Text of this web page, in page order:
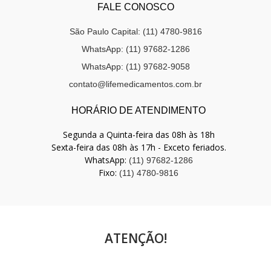
FALE CONOSCO
São Paulo Capital: (11) 4780-9816
WhatsApp: (11) 97682-1286
WhatsApp: (11) 97682-9058
contato@lifemedicamentos.com.br
HORÁRIO DE ATENDIMENTO
Segunda a Quinta-feira das 08h às 18h
Sexta-feira das 08h às 17h - Exceto feriados.
WhatsApp: (11) 97682-1286
Fixo: (11) 4780-9816
ATENÇÃO!